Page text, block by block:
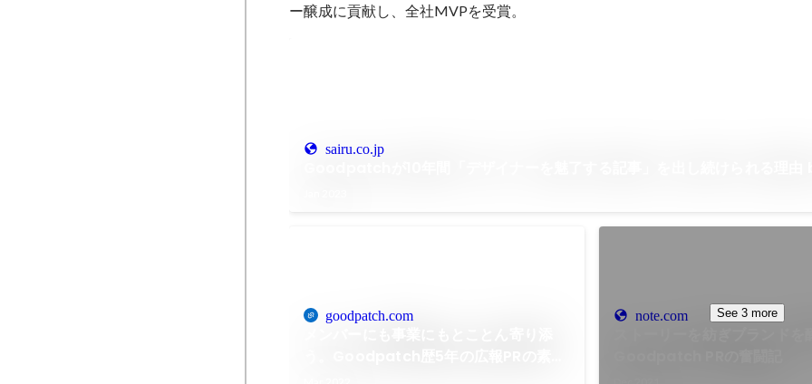
ー醸成に貢献し、全社MVPを受賞。
sairu.co.jp
goodpatch.com note.com See 3 more